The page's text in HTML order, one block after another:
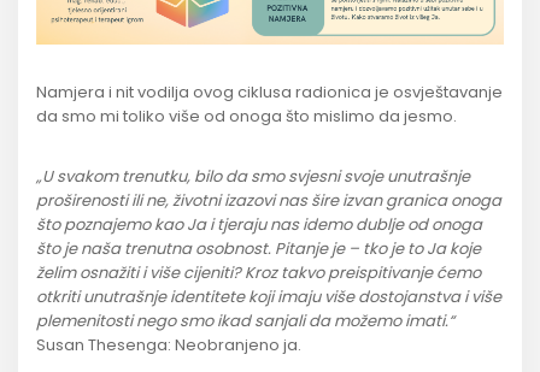
Namjera i nit vodilja ovog ciklusa radionica je osvještavanje
da smo mi toliko više od onoga što mislimo da jesmo.
„U svakom trenutku, bilo da smo svjesni svoje unutrašnje
proširenosti ili ne, životni izazovi nas šire izvan granica onoga
što poznajemo kao Ja i tjeraju nas idemo dublje od onoga
što je naša trenutna osobnost. Pitanje je – tko je to Ja koje
želim osnažiti i više cijeniti? Kroz takvo preispitivanje ćemo
otkriti unutrašnje identitete koji imaju više dostojanstva i više
plemenitosti nego smo ikad sanjali da možemo imati.“
Susan Thesenga: Neobranjeno ja.